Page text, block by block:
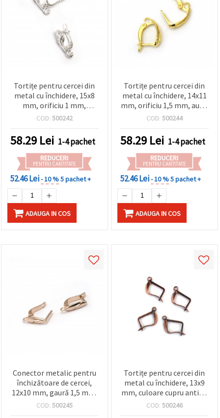
Tortițe pentru cercei din
metal cu închidere, 15x8
mm, orificiu 1 mm,
culoare argintiu - 10
COD: 500242
58.29 Lei 1-4 pachet
REDUCERI
PENTRU CANTITATE
52.46 Lei- 10 %5 pachet +
ADAUGA IN COS
Tortițe pentru cercei din
metal cu închidere, 14x11
mm, orificiu 1,5 mm, auriu
- 10 bucăți
COD: 500244
58.29 Lei 1-4 pachet
REDUCERI
PENTRU CANTITATE
52.46 Lei- 10 %5 pachet +
ADAUGA IN COS
Conector metalic pentru
închizătoare de cercei,
12x10 mm, gaură 1,5 mm,
culoare aurie – 10 bucăți
COD: 500245
Tortițe pentru cercei din
metal cu închidere, 13x9
mm, culoare cupru antic –
10 bucăți
COD: 500246